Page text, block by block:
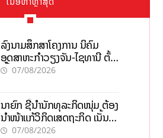
ລົງນາມສຶກສາໂຄງການ ນິຄົມ
ອຸດສາຫະກຳວຽງຈັນ-ໄຊທານີ ຕັ້ງ
ເປົ້າດຶງທຶນ 150 ລ້ານໂດລາ, ສ້າງ
07/08/2026
ນາຍົກ ຊີ້ນຳນັກທຸລະກິດໜຸ່ມ ຕ້ອງ
ນຳໜ້າແກ້ວິກິດເສດຖະກິດ ເນັ້ນດຶງ
ທຶນສາກົນ, ຫັນສູ່ດິຈິຕອນ
07/08/2026